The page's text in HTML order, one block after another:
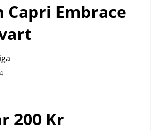
Capri Embrace
200 Kr